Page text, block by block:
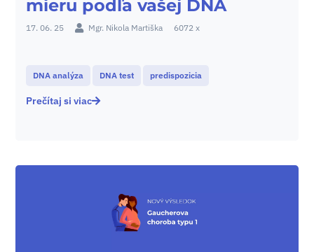
mieru podľa vašej DNA
17. 06. 25 Mgr. Nikola Martiška 6072 x
DNA analýza DNA test predispozicia
Prečítaj si viac